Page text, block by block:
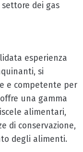
settore dei gas
esperienza
si
e competente per
una gamma
alimentari,
di conservazione,
degli alimenti.